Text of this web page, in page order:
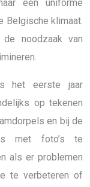
een uniforme
Belgische klimaat.
noodzaak van
het eerste jaar
op tekenen
en bij de
met foto’s te
als er problemen
te verbeteren of